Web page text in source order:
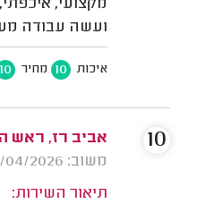
מקצועי,
ועשה עבודה
איכות 10 מחיר 10
אביב רז, ראש
משוב: 09/04/2026
תיאור השירות:
10